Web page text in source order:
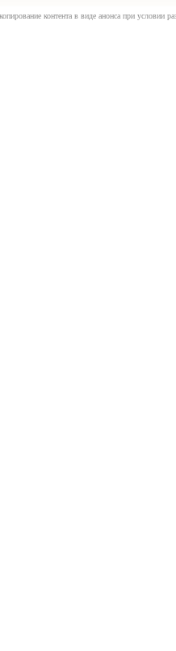
контента в виде анонса при условии